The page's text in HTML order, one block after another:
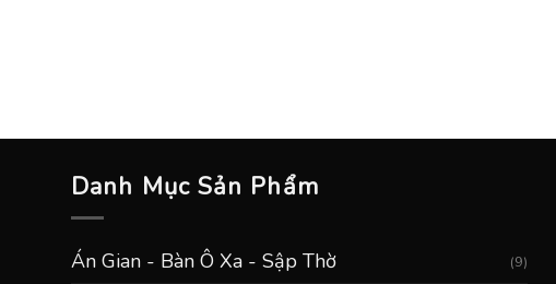
Danh Mục Sản Phẩm
Án Gian - Bàn Ô Xa - Sập Thờ (9)